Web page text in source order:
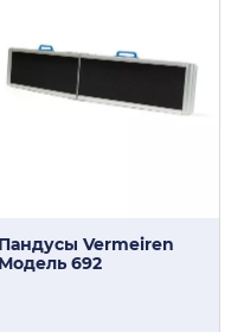
Пандусы Vermeiren
Модель 692